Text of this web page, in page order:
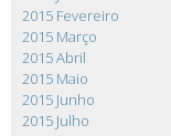
2015 Fevereiro
2015 Março
2015 Abril
2015 Maio
2015 Junho
2015 Julho